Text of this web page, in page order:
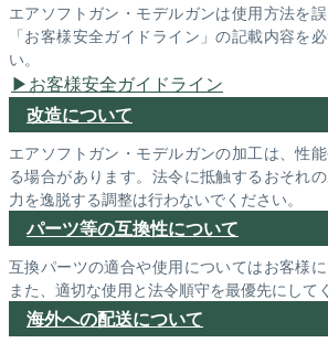
エアソフトガン・モデルガンは使用方法を誤
「お客様安全ガイドライン」の記載内容を
い。
お客様安全ガイドライン
改造について
エアソフトガン・モデルガンの加工は、性
る場合があります。法令に抵触するおそれ
力を逸脱する調整は行わないでください。
パーツ等の互換性について
互換パーツの適合や使用についてはお客様に
また、適切な使用と法令順守を最優先にして
海外への配送について